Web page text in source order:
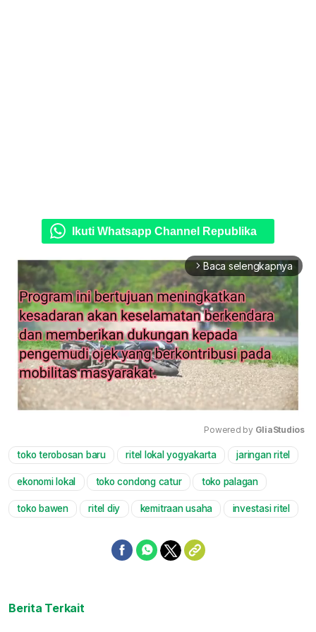
Ikuti Whatsapp Channel Republika
arrow_forward_ios Baca selengkapnya
Mute
Powered by GliaStudios
toko terobosan baru ritel lokal yogyakarta jaringan ritel
ekonomi lokal toko condong catur toko palagan
toko bawen ritel diy kemitraan usaha investasi ritel
Berita Terkait